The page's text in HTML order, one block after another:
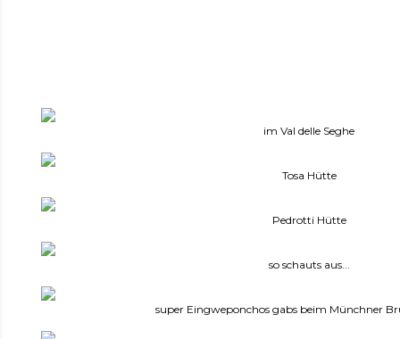
im Val delle Seghe
Tosa Hütte
Pedrotti Hütte
so schauts aus...
super Eingweponchos gabs beim Münchner